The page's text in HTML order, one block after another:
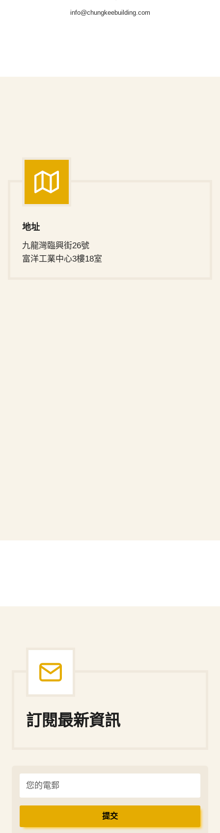
info@chungkeebuilding.com
地址
九龍灣臨興街26號
富洋工業中心3樓18室
訂閱最新資訊
提交